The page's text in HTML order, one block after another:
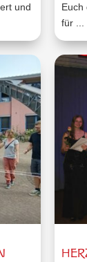
und
Euch
für ...